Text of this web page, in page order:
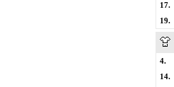
17.
19.
4.
14.